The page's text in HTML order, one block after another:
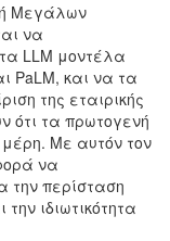
Μεγάλων
να
LLM μοντέλα
PaLM, και να τα
της εταιρικής
ότι τα πρωτογενή
μέρη. Με αυτόν τον
να
την περίσταση
ιδιωτικότητα